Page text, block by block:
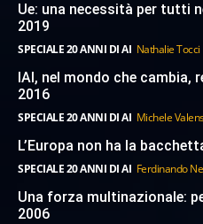
Ue: una necessità per tutti
2019
SPECIALE 20 ANNI DI AI Nathalie Tocci
IAI, nel mondo che
2016
SPECIALE 20 ANNI DI AI Michele
L’Europa non ha la
SPECIALE 20 ANNI DI AI Ferdinando
Una forza multinazionale:
2006